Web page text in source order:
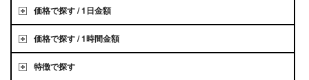
価格で探す / 1日金額
価格で探す / 1時間金額
特徴で探す